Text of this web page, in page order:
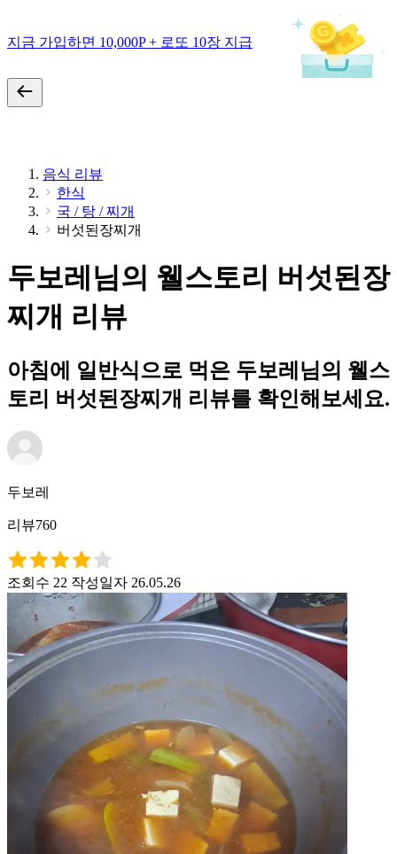
지금 가입하면 10,000P + 로또 10장 지급
음식 리뷰
한식
국 / 탕 / 찌개
버섯된장찌개
두보레님의 웰스토리 버섯된장
찌개 리뷰
아침에 일반식으로 먹은 두보레님의 웰스
토리 버섯된장찌개 리뷰를 확인해보세요.
두보레
리뷰760
조회수 22 작성일자 26.05.26